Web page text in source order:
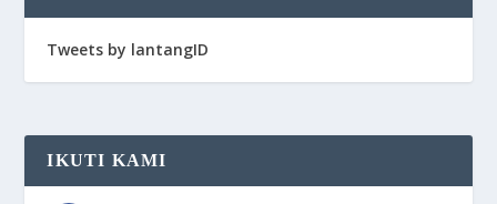
Tweets by lantangID
IKUTI KAMI